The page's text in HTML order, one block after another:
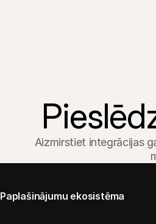
Aizmirstiet integrācijas
Paplašinājumu ekosistēma